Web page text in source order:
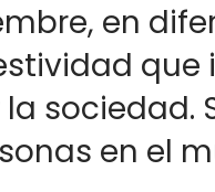
en
sociedad.
en el